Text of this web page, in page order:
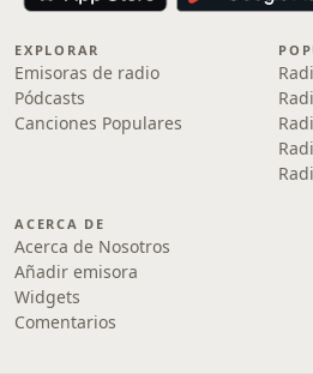
EXPLORAR
Emisoras de radio
Pódcasts
Canciones Populares
ACERCA DE
Acerca de Nosotros
Añadir emisora
Widgets
Comentarios